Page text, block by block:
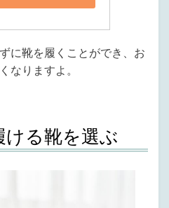
に靴を履くことができ、お
なりますよ。
る靴を選ぶ